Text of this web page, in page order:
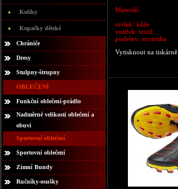
Kolíky
Kopačky dětské
Chrániče
Dresy
Stulpny-štrupny
OBLEČENÍ
Funkční oblečení-prádlo
Nadměrné velikosti oblečení a
obuvi
Sportovní oblečení
Sportovní oblečení
Zimní Bundy
Ručníky-osušky
Materiál:
svršek: kůže
vnitřek: textil
podešev: syntetika
Vytisknout na tiskárně